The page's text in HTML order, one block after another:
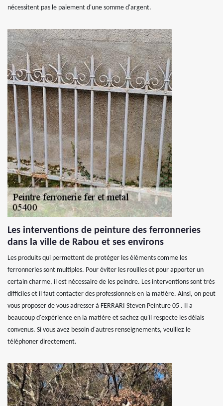
nécessitent pas le paiement d'une somme d'argent.
Les interventions de peinture des ferronneries
dans la ville de Rabou et ses environs
Les produits qui permettent de protéger les éléments comme les
ferronneries sont multiples. Pour éviter les rouilles et pour apporter un
certain charme, il est nécessaire de les peindre. Les interventions sont très
difficiles et il faut contacter des professionnels en la matière. Ainsi, on peut
vous proposer de vous adresser à FERRARI Steven Peinture 05 . Il a
beaucoup d'expérience en la matière et sachez qu'il respecte les délais
convenus. Si vous avez besoin d'autres renseignements, veuillez le
téléphoner directement.